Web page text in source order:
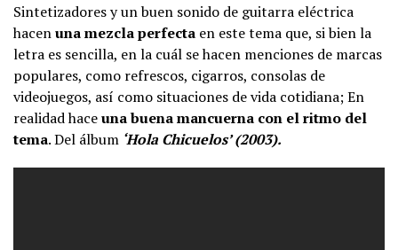
Sintetizadores y un buen sonido de guitarra eléctrica
hacenuna mezcla perfecta en este tema que, si bien la
letra es sencilla, en la cuál se hacen menciones de marcas
populares, como refrescos, cigarros, consolas de
videojuegos, así como situaciones de vida cotidiana; En
realidad haceuna buena mancuerna con el ritmo del
tema. Del álbum ‘Hola Chicuelos’ (2003).